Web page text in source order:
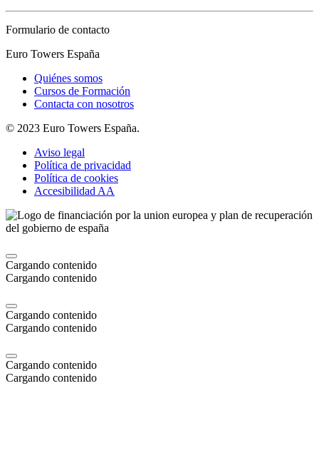
Formulario de contacto
Euro Towers España
Quiénes somos
Cursos de Formación
Contacta con nosotros
© 2023 Euro Towers España.
Aviso legal
Política de privacidad
Política de cookies
Accesibilidad AA
Cargando contenido
Cargando contenido
Cargando contenido
Cargando contenido
Cargando contenido
Cargando contenido